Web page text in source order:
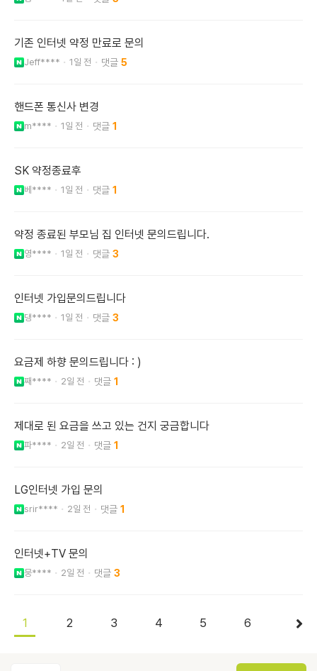
기존 인터넷 약정 만료로 문의
Jeff**** 1일 전 5
핸드폰 통신사 변경
m**** 1일 전 1
SK 약정종료후
베**** 1일 전 1
약정 종료된 부모님 집 인터넷 문의드립니다.
영**** 1일 전 3
인터넷 가입문의드립니다
댕**** 1일 전 3
요금제 하향 문의드립니다 : )
째**** 2일 전 1
제대로 된 요금을 쓰고 있는 건지 궁금합니다
파**** 2일 전 1
LG인터넷 가입 문의
srir**** 2일 전 1
인터넷+TV 문의
뭉**** 2일 전 3
1 2 3 4 5 6